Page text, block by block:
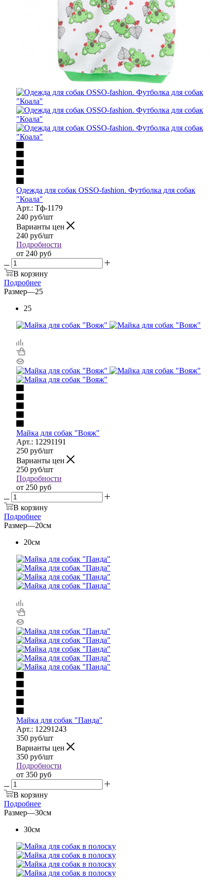
Одежда для собак OSSO-fashion. Футболка для собак
"Коала"
Арт.: Тф-1179
240 руб/шт
Варианты цен
240 руб/шт
Подробности
от 240 руб
В корзину
Подробнее
Размер—25
25
Майка для собак "Вояж"
Арт.: 12291191
250 руб/шт
Варианты цен
250 руб/шт
Подробности
от 250 руб
В корзину
Подробнее
Размер—20см
20см
Майка для собак "Панда"
Арт.: 12291243
350 руб/шт
Варианты цен
350 руб/шт
Подробности
от 350 руб
В корзину
Подробнее
Размер—30см
30см